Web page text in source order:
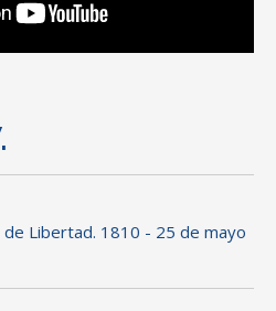
de Libertad. 1810 - 25 de mayo